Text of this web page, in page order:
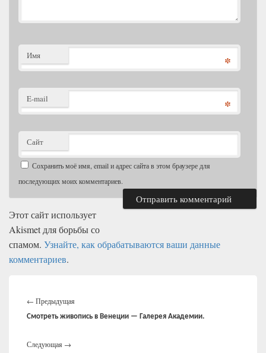
Имя *
E-mail *
Сайт
Сохранить моё имя, email и адрес сайта в этом браузере для
последующих моих комментариев.
Этот сайт использует
Akismet для борьбы со
спамом. Узнайте, как обрабатываются ваши данные
комментариев.
по
записям
← Предыдущая
запись:
Смотреть живопись в Венеции — Галерея Академии.
Следующая →